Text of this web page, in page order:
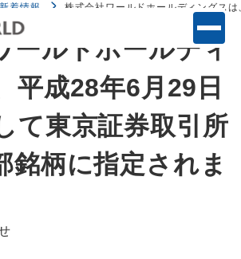
新着情報 株式会社ワールドホールディングス
ールドホールディ
平成28年6月29日
て東京証券取引所
銘柄に指定されま